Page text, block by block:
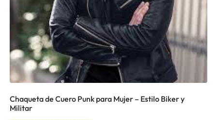
Chaqueta de Cuero Punk para Mujer – Estilo Biker y
Militar